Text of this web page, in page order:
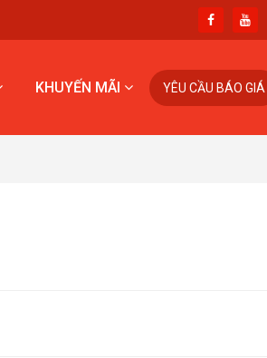
KHUYẾN MÃI YÊU CẦU BÁO GIÁ